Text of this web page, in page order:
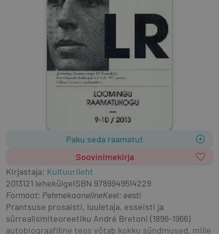
Paku seda raamatut
Soovinimekirja
Kirjastaja: Kultuurileht
2013121 lehekülgeISBN 9789949514229
Formaat: PehmekaanelineKeel: eesti
Prantsuse prosaisti, luuletaja, esseisti ja
sürrealismiteoreetiku André Bretoni (1896-1966)
autobiograafiline teos võtab kokku sündmused, mille